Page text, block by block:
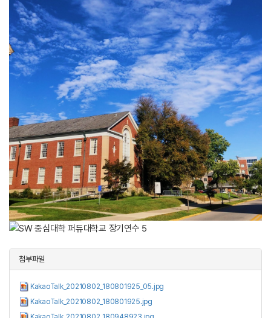
첨부파일
KakaoTalk_20210802_180801925_05.jpg
KakaoTalk_20210802_180801925.jpg